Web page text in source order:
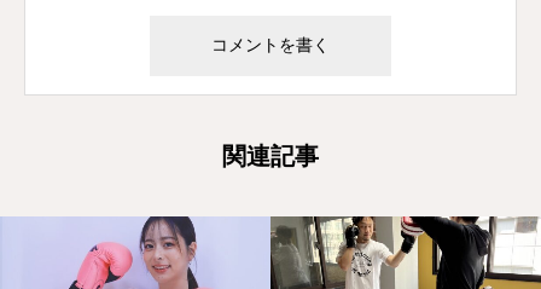
関連記事